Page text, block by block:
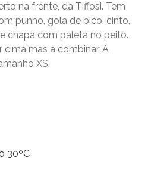
na frente, da Tiffosi. Tem
punho, gola de bico, cinto,
chapa com paleta no peito.
cima mas a combinar. A
XS.
30ºC